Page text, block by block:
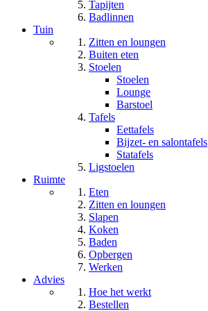
Tapijten
Badlinnen
Tuin
Zitten en loungen
Buiten eten
Stoelen
Stoelen
Lounge
Barstoel
Tafels
Eettafels
Bijzet- en salontafels
Statafels
Ligstoelen
Ruimte
Eten
Zitten en loungen
Slapen
Koken
Baden
Opbergen
Werken
Advies
Hoe het werkt
Bestellen